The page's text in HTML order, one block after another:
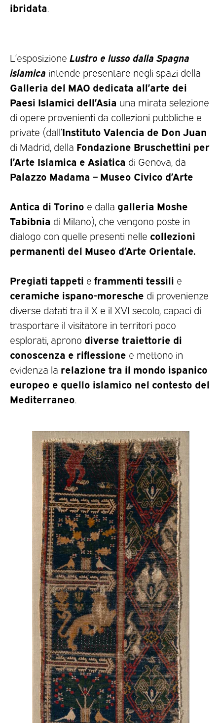
ibridata
L’esposizione Lustro e lusso dalla Spagna
islamica intende presentare negli spazi della
Galleria del MAO dedicata all’arte dei
Paesi Islamici dell’Asia una mirata selezione
di opere provenienti da collezioni pubbliche e
private (dall’Instituto Valencia de Don Juan
di Madrid, della Fondazione Bruschettini per
l’Arte Islamica e Asiatica di Genova, da
Palazzo Madama – Museo Civico d’Arte
Antica di Torino e dalla galleria Moshe
Tabibnia di Milano), che vengono poste in
dialogo con quelle presenti nelle collezioni
permanenti del Museo d’Arte Orientale.
Pregiati tappeti e frammenti tessili e
ceramiche ispano-moresche di provenienze
diverse datati tra il X e il XVI secolo, capaci di
trasportare il visitatore in territori poco
esplorati, aprono diverse traiettorie di
conoscenza e riflessione e mettono in
evidenza la relazione tra il mondo ispanico
europeo e quello islamico nel contesto del
Mediterraneo